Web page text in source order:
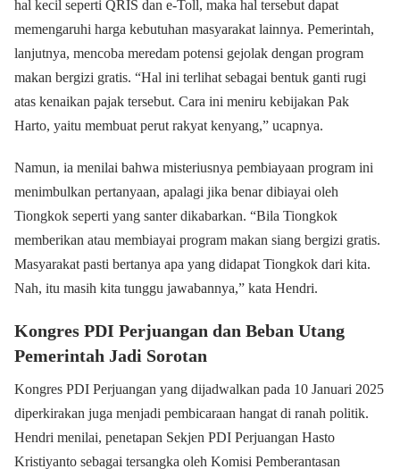
hal kecil seperti QRIS dan e-Toll, maka hal tersebut dapat
memengaruhi harga kebutuhan masyarakat lainnya. Pemerintah,
lanjutnya, mencoba meredam potensi gejolak dengan program
makan bergizi gratis. “Hal ini terlihat sebagai bentuk ganti rugi
atas kenaikan pajak tersebut. Cara ini meniru kebijakan Pak
Harto, yaitu membuat perut rakyat kenyang,” ucapnya.
Namun, ia menilai bahwa misteriusnya pembiayaan program ini
menimbulkan pertanyaan, apalagi jika benar dibiayai oleh
Tiongkok seperti yang santer dikabarkan. “Bila Tiongkok
memberikan atau membiayai program makan siang bergizi gratis.
Masyarakat pasti bertanya apa yang didapat Tiongkok dari kita.
Nah, itu masih kita tunggu jawabannya,” kata Hendri.
Kongres PDI Perjuangan dan Beban Utang
Pemerintah Jadi Sorotan
Kongres PDI Perjuangan yang dijadwalkan pada 10 Januari 2025
diperkirakan juga menjadi pembicaraan hangat di ranah politik.
Hendri menilai, penetapan Sekjen PDI Perjuangan Hasto
Kristiyanto sebagai tersangka oleh Komisi Pemberantasan